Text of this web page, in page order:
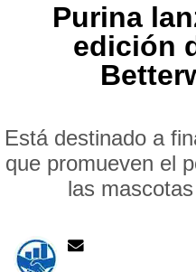
Purina
edición
Está destinado a
que promueven el
las